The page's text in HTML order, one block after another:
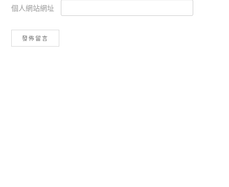
個人網站網址